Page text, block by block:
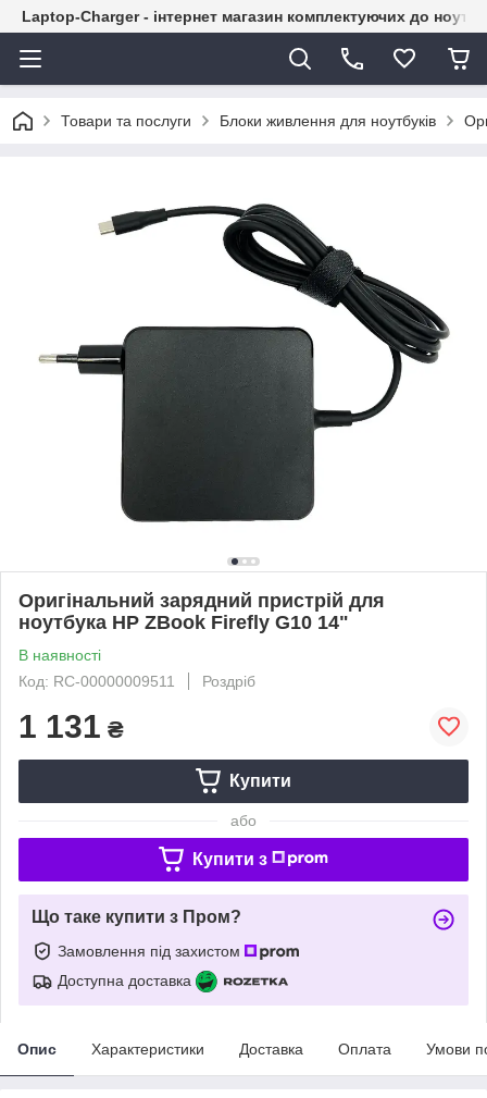
Laptop-Charger - інтернет магазин комплектуючих до
Товари та послуги Блоки живлення для ноутбуків
Оригінальний зарядний пристрій для
ноутбука HP ZBook Firefly G10 14"
В наявності
Код: RC-00000009511
Роздріб
1 131 ₴
Купити
або
Купити з
Що таке купити з Пром?
Замовлення під захистом
Доступна доставка
Опис Характеристики Доставка Оплата Умови